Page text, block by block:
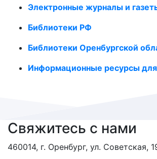
Электронные журналы и
Библиотеки РФ
Библиотеки Оренбургской
Информационные ресурсы
Свяжитесь с нами
460014, г. Оренбург, ул. Советская,